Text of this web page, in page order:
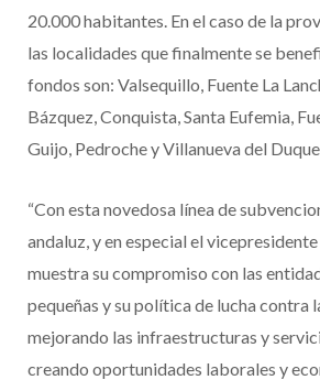
20.000 habitantes. En el caso de la
las localidades que finalmente se
fondos son: Valsequillo, Fuente La
Bázquez, Conquista, Santa Eufemia,
Guijo, Pedroche y Villanueva del Duque
“Con esta novedosa línea de
andaluz, y en especial el vicepresidente
muestra su compromiso con las
pequeñas y su política de lucha contra
mejorando las infraestructuras y
creando oportunidades laborales y